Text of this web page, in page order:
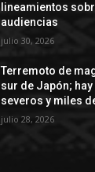
lineamientos
audiencias
julio 30, 2026
Terremoto de
sur de Japón;
severos y miles
julio 28, 2026